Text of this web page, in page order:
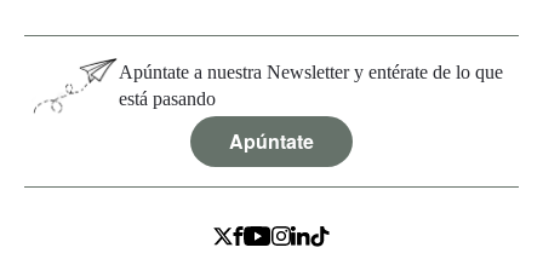
Apúntate a nuestra Newsletter y entérate de lo que
está pasando
Apúntate